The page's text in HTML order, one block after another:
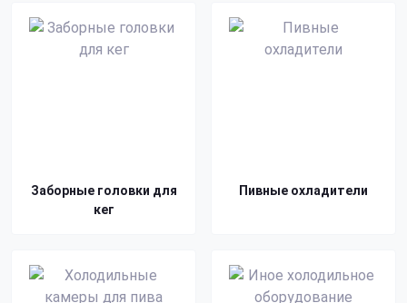
Заборные головки для
кег
Пивные охладители